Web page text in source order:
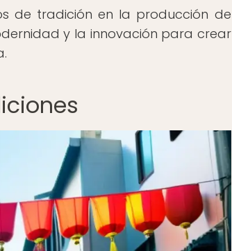
de tradición en la producción de
y la innovación para crear